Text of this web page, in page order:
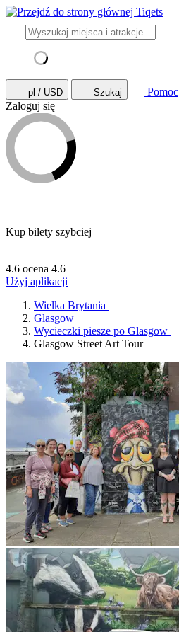
pl / USD Szukaj
Pomoc
Zaloguj się
Kup bilety szybciej
4.6 ocena 4.6
Użyj aplikacji
Wielka Brytania
Glasgow
Wycieczki piesze po Glasgow
Glasgow Street Art Tour